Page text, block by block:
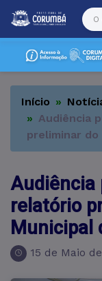
Início
Audiência
preliminar do
Audiência
relatório
Municipal
15 de Maio